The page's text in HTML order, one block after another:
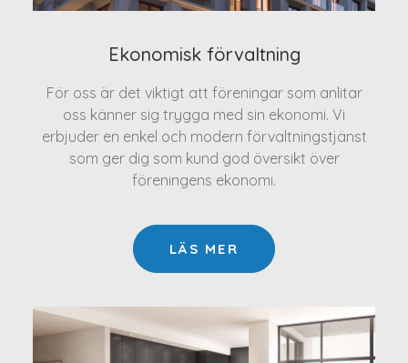
Ekonomisk förvaltning
För oss är det viktigt att föreningar som anlitar
oss känner sig trygga med sin ekonomi. Vi
erbjuder en enkel och modern förvaltningstjänst
som ger dig som kund god översikt över
föreningens ekonomi.
LÄS MER